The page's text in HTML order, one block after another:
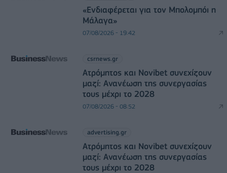
«Ενδιαφέρεται για τον Μπολομπόι η
Μάλαγα»
07/08/2026 - 19:42
csrnews.gr
Ατρόμητος και Novibet συνεχίζουν
μαζί: Ανανέωση της συνεργασίας
τους μέχρι το 2028
07/08/2026 - 08:52
advertising.gr
Ατρόμητος και Novibet συνεχίζουν
μαζί: Ανανέωση της συνεργασίας
τους μέχρι το 2028